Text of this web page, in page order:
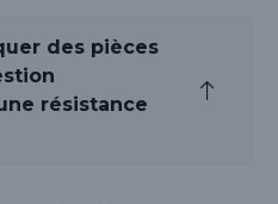
des pièces
résistance